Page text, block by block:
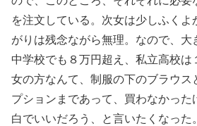
を注文している。次女は少しふく
がりは残念ながら無理。なので、大
中学校でも８万円超え、私立高校
女の方なんて、制服の下のブラウス
プションまであって、買わなかった
白でいいだろう、と言いたくなっ